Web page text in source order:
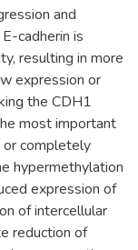
and
cadherin is
resulting in more
expression or
the CDH1
most important
or completely
hypermethylation
expression of
of intercellular
reduction of